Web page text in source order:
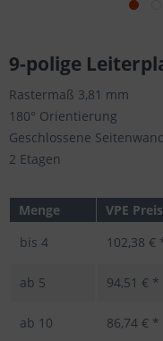
9-polige
Rastermaß 3,81 mm
180° Orientierung
Geschlossene Seitenwand
2 Etagen
Menge VPE Preis
bis 4 102,38 €
ab 5 94,51 € *
ab 10 86,74 € *